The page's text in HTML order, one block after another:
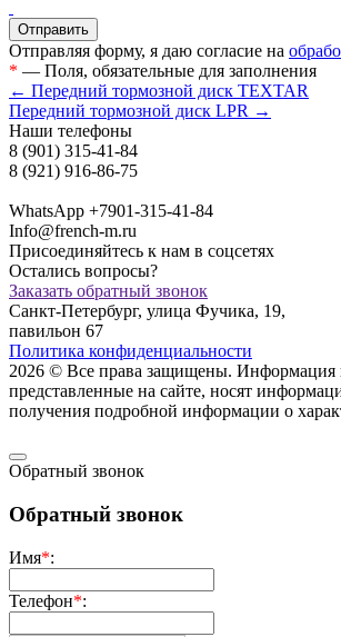
Отправляя форму, я даю согласие на
* — Поля, обязательные для заполнения
← Передний тормозной диск TEXTAR
Передний тормозной диск LPR →
Наши телефоны
8 (901) 315-41-84
8 (921) 916-86-75
WhatsApp +7901-315-41-84
Info@french-m.ru
Присоединяйтесь к нам в соцсетях
Остались вопросы?
Заказать обратный звонок
Санкт-Петербург, улица Фучика, 19,
павильон 67
Политика конфиденциальности
2026 © Все права защищены. Информация
представленные на сайте, носят
пoлучения подрoбной инфoрмации о
Обратный звонок
Обратный звонок
Имя*:
Телефон*: